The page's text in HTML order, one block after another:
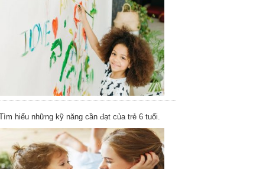
hiểu những kỹ năng cần đạt của trẻ 6 tuổi.